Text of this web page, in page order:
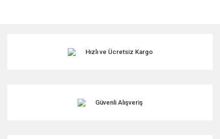
Ürün resmi kalitesiz, bozuk veya görüntülenemiyor.
Ürün fiyatı diğer sitelerden daha pahalı.
Hızlı ve Ücretsiz Kargo
Güvenli Alışveriş